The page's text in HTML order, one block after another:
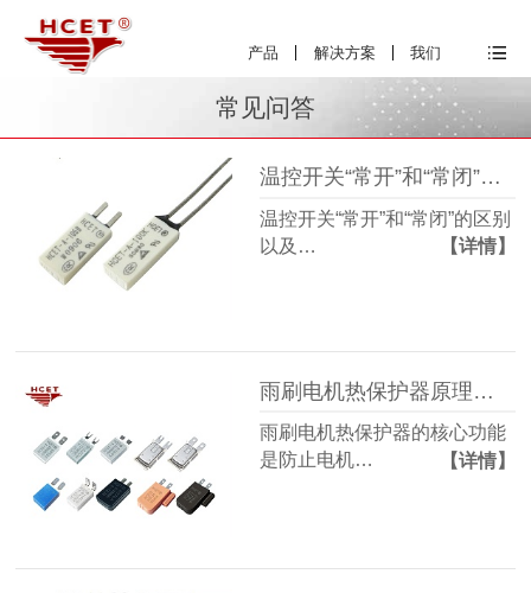
产品 解决方案 我们
常见问答
温控开关“常开”和“常闭”的区别以及如何区分它们
温控开关“常开”和“常闭”的区别
以及…
【详情】
雨刷电机热保护器原理及保护机制
雨刷电机热保护器的核心功能
是防止电机…
【详情】